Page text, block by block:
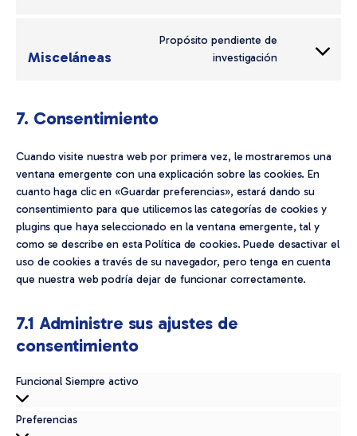
Misceláneas
Propósito pendiente de
investigación
Consent
7. Consentimiento
Cuando visite nuestra web por primera vez, le mostraremos una
ventana emergente con una explicación sobre las cookies. En
cuanto haga clic en «Guardar preferencias», estará dando su
consentimiento para que utilicemos las categorías de cookies y
plugins que haya seleccionado en la ventana emergente, tal y
como se describe en esta Política de cookies. Puede desactivar el
uso de cookies a través de su navegador, pero tenga en cuenta
que nuestra web podría dejar de funcionar correctamente.
7.1 Administre sus ajustes de
consentimiento
Funcional Funcional
Siempre activo
PreferenciasPreferencias